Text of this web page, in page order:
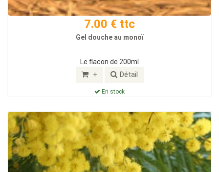
7.00 € ttc
Gel douche au monoï
Le flacon de 200ml
+ Détail
En stock